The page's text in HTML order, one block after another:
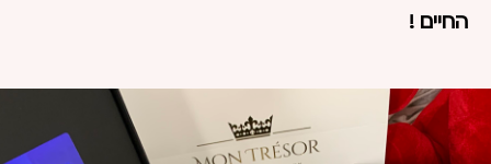
החיים !